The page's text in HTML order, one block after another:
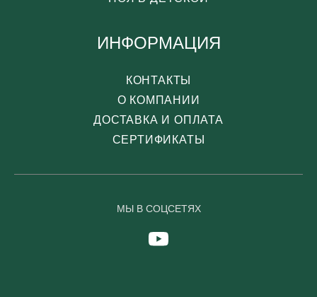
ИНФОРМАЦИЯ
КОНТАКТЫ
О КОМПАНИИ
ДОСТАВКА И ОПЛАТА
СЕРТИФИКАТЫ
МЫ В СОЦСЕТЯХ